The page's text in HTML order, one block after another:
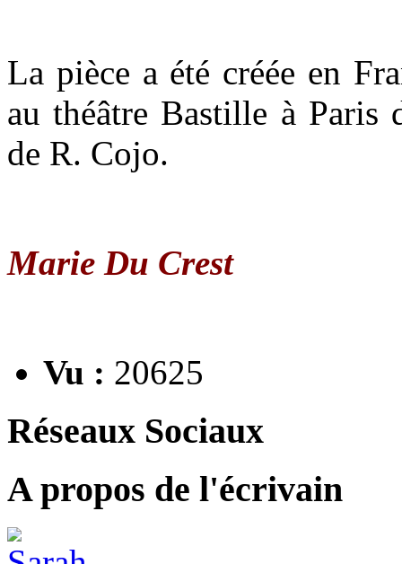
La pièce a été créée en
au théâtre Bastille à Paris
de R. Cojo.
Marie Du Crest
Vu : 20625
Réseaux Sociaux
A propos de l'écrivain